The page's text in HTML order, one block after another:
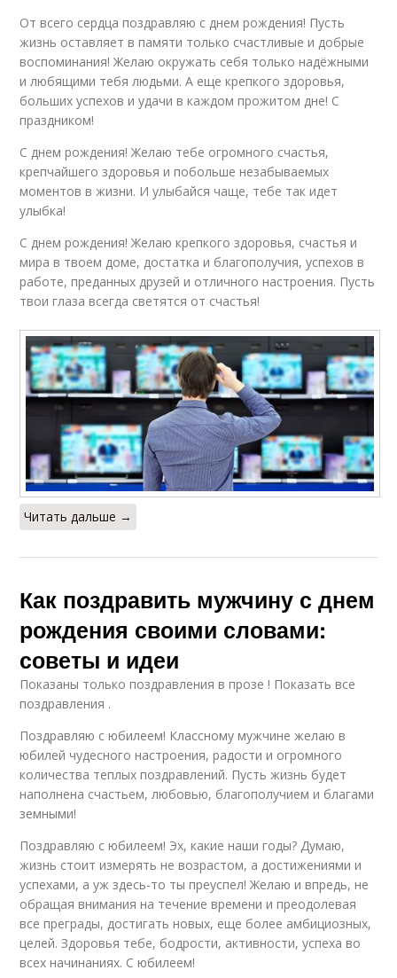
От всего сердца поздравляю с днем рождения! Пусть
жизнь оставляет в памяти только счастливые и добрые
воспоминания! Желаю окружать себя только надёжными
и любящими тебя людьми. А еще крепкого здоровья,
больших успехов и удачи в каждом прожитом дне! С
праздником!
С днем рождения! Желаю тебе огромного счастья,
крепчайшего здоровья и побольше незабываемых
моментов в жизни. И улыбайся чаще, тебе так идет
улыбка!
С днем рождения! Желаю крепкого здоровья, счастья и
мира в твоем доме, достатка и благополучия, успехов в
работе, преданных друзей и отличного настроения. Пусть
твои глаза всегда светятся от счастья!
Читать дальше →
Как поздравить мужчину с днем
рождения своими словами:
советы и идеи
Показаны только поздравления в прозе ! Показать все
поздравления .
Поздравляю с юбилеем! Классному мужчине желаю в
юбилей чудесного настроения, радости и огромного
количества теплых поздравлений. Пусть жизнь будет
наполнена счастьем, любовью, благополучием и благами
земными!
Поздравляю с юбилеем! Эх, какие наши годы? Думаю,
жизнь стоит измерять не возрастом, а достижениями и
успехами, а уж здесь-то ты преуспел! Желаю и впредь, не
обращая внимания на течение времени и преодолевая
все преграды, достигать новых, еще более амбициозных,
целей. Здоровья тебе, бодрости, активности, успеха во
всех начинаниях. С юбилеем!